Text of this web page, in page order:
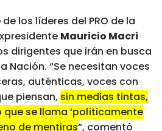
los líderes del PRO de la
Mauricio Macri
dirigentes que irán en busca
Nación. “Se necesitan voces
auténticas, voces con
piensan, sin medias tintas,
que se llama ‘políticamente
de mentiras“, comentó